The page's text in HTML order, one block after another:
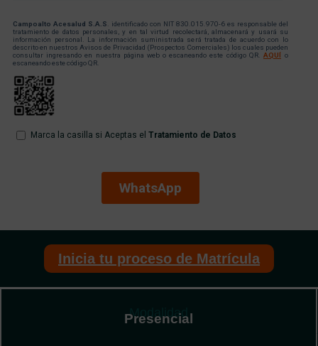
Inicia tu proceso de Matrícula
Modalidad
Presencial